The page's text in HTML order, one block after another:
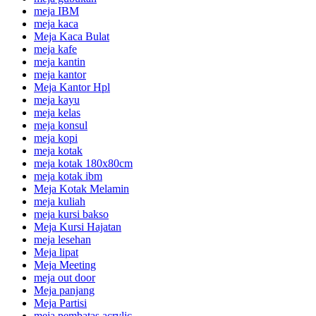
meja IBM
meja kaca
Meja Kaca Bulat
meja kafe
meja kantin
meja kantor
Meja Kantor Hpl
meja kayu
meja kelas
meja konsul
meja kopi
meja kotak
meja kotak 180x80cm
meja kotak ibm
Meja Kotak Melamin
meja kuliah
meja kursi bakso
Meja Kursi Hajatan
meja lesehan
Meja lipat
Meja Meeting
meja out door
Meja panjang
Meja Partisi